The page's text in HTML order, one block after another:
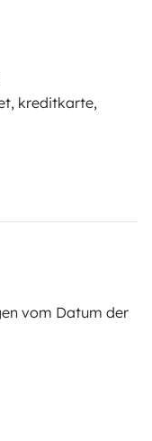
kreditkarte,
vom Datum der